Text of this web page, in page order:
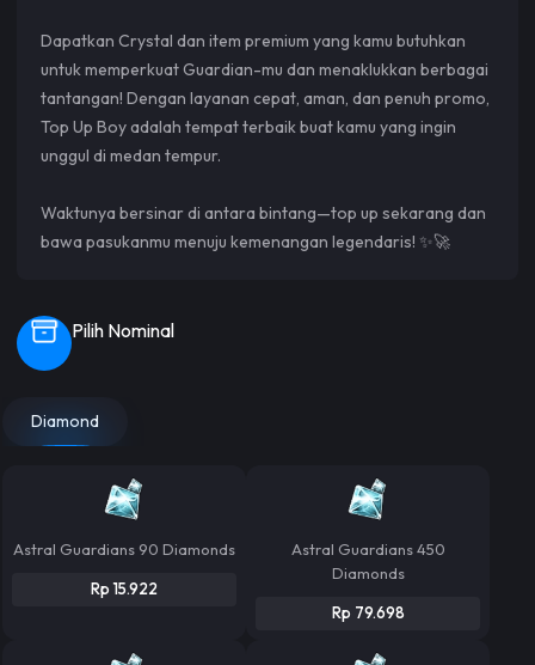
Dapatkan Crystal dan item premium yang kamu butuhkan
untuk memperkuat Guardian-mu dan menaklukkan berbagai
tantangan! Dengan layanan cepat, aman, dan penuh promo,
Top Up Boy adalah tempat terbaik buat kamu yang ingin
unggul di medan tempur.
Waktunya bersinar di antara bintang—top up sekarang dan
bawa pasukanmu menuju kemenangan legendaris! ✨🚀
Pilih Nominal
Diamond
Astral Guardians 90 Diamonds
Rp 15.922
Astral Guardians 450
Diamonds
Rp 79.698